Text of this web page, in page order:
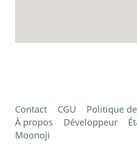
Contact CGU
Politique
À propos
Développeur
Moonoji